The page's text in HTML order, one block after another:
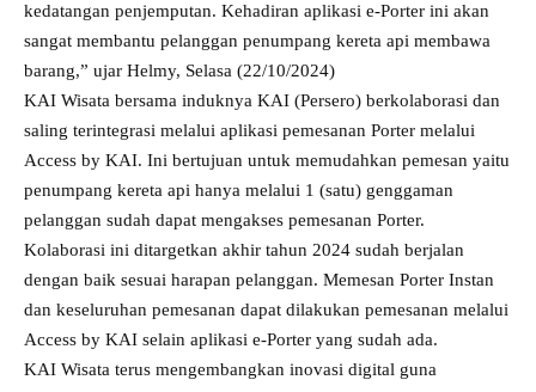
kedatangan penjemputan. Kehadiran aplikasi e-Porter ini akan
sangat membantu pelanggan penumpang kereta api membawa
barang,” ujar Helmy, Selasa (22/10/2024)​
KAI Wisata bersama induknya KAI (Persero) berkolaborasi dan
saling terintegrasi melalui aplikasi pemesanan Porter melalui
Access by KAI. Ini bertujuan untuk memudahkan pemesan yaitu
penumpang kereta api hanya melalui 1 (satu) genggaman
pelanggan sudah dapat mengakses pemesanan Porter.
Kolaborasi ini ditargetkan akhir tahun 2024 sudah berjalan
dengan baik sesuai harapan pelanggan. Memesan Porter Instan
dan keseluruhan pemesanan dapat dilakukan pemesanan melalui
Access by KAI selain aplikasi e-Porter yang sudah ada.
KAI Wisata terus mengembangkan inovasi digital guna